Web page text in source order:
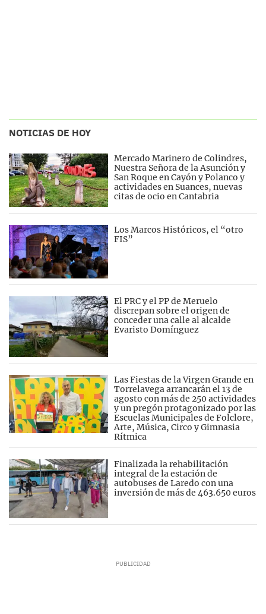
NOTICIAS DE HOY
Mercado Marinero de Colindres,
Nuestra Señora de la Asunción y
San Roque en Cayón y Polanco y
actividades en Suances, nuevas
citas de ocio en Cantabria
Los Marcos Históricos, el “otro
FIS”
El PRC y el PP de Meruelo
discrepan sobre el origen de
conceder una calle al alcalde
Evaristo Domínguez
Las Fiestas de la Virgen Grande en
Torrelavega arrancarán el 13 de
agosto con más de 250 actividades
y un pregón protagonizado por las
Escuelas Municipales de Folclore,
Arte, Música, Circo y Gimnasia
Rítmica
Finalizada la rehabilitación
integral de la estación de
autobuses de Laredo con una
inversión de más de 463.650 euros